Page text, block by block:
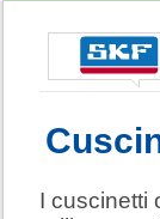
I cuscinetti